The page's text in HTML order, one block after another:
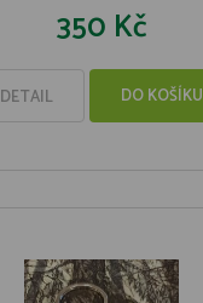
350 Kč
DETAIL DO KOŠÍKU